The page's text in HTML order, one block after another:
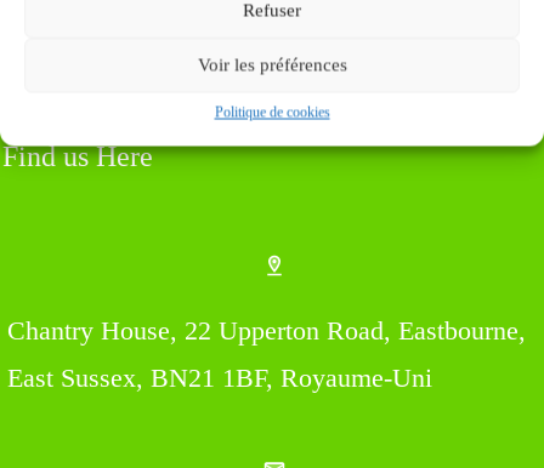
Refuser
Voir les préférences
Politique de cookies
Find us Here
Chantry House, 22 Upperton Road, Eastbourne,
East Sussex, BN21 1BF, Royaume-Uni